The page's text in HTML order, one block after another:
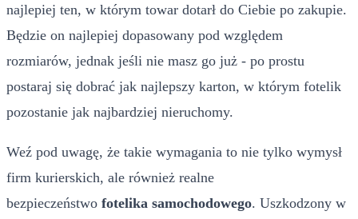
najlepiej ten, w którym towar dotarł do Ciebie po zakupie.
Będzie on najlepiej dopasowany pod względem
rozmiarów, jednak jeśli nie masz go już - po prostu
postaraj się dobrać jak najlepszy karton, w którym fotelik
pozostanie jak najbardziej nieruchomy.
Weź pod uwagę, że takie wymagania to nie tylko wymysł
firm kurierskich, ale również realne
bezpieczeństwo fotelika samochodowego. Uszkodzony w